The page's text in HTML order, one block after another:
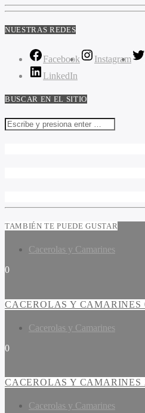
NUESTRAS REDES
Facebook Instagram
LinkedIn
BUSCAR EN EL SITIO
TAMBIÉN TE PUEDE GUSTAR
Cacerolas y Camarines
0
CACEROLAS Y CAMARINES
Cacerolas y Camarines
0
CACEROLAS Y CAMARINES
Cacerolas y Camarines